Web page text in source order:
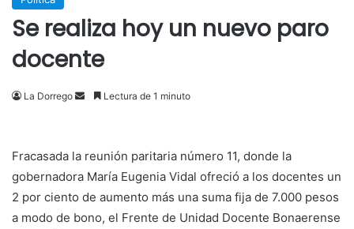
Se realiza hoy un nuevo paro
docente
La Dorrego
SendLectura de 1 minuto
Fracasada la reunión paritaria número 11, donde la
gobernadora María Eugenia Vidal ofreció a los docentes un
2 por ciento de aumento más una suma fija de 7.000 pesos
a modo de bono, el Frente de Unidad Docente Bonaerense